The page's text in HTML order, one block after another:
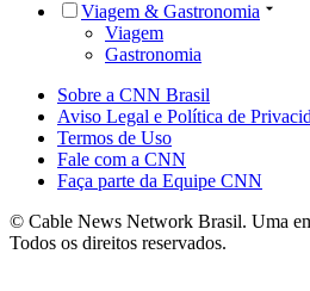
Viagem & Gastronomia
Viagem
Gastronomia
Sobre a CNN Brasil
Aviso Legal e Política de
Termos de Uso
Fale com a CNN
Faça parte da Equipe CNN
© Cable News Network Brasil. Uma
Todos os direitos reservados.